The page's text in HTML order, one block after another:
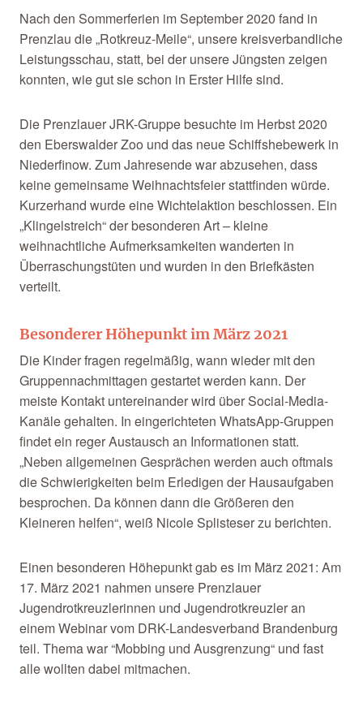
Nach den Sommerferien im September 2020 fand in
Prenzlau die „Rotkreuz-Meile“, unsere kreisverbandliche
Leistungsschau, statt, bei der unsere Jüngsten zeigen
konnten, wie gut sie schon in Erster Hilfe sind.
Die Prenzlauer JRK-Gruppe besuchte im Herbst 2020
den Eberswalder Zoo und das neue Schiffshebewerk in
Niederfinow. Zum Jahresende war abzusehen, dass
keine gemeinsame Weihnachtsfeier stattfinden würde.
Kurzerhand wurde eine Wichtelaktion beschlossen. Ein
„Klingelstreich“ der besonderen Art – kleine
weihnachtliche Aufmerksamkeiten wanderten in
Überraschungstüten und wurden in den Briefkästen
verteilt.
Besonderer Höhepunkt im März 2021
Die Kinder fragen regelmäßig, wann wieder mit den
Gruppennachmittagen gestartet werden kann. Der
meiste Kontakt untereinander wird über Social-Media-
Kanäle gehalten. In eingerichteten WhatsApp-Gruppen
findet ein reger Austausch an Informationen statt.
„Neben allgemeinen Gesprächen werden auch oftmals
die Schwierigkeiten beim Erledigen der Hausaufgaben
besprochen. Da können dann die Größeren den
Kleineren helfen“, weiß Nicole Splisteser zu berichten.
Einen besonderen Höhepunkt gab es im März 2021: Am
17. März 2021 nahmen unsere Prenzlauer
Jugendrotkreuzlerinnen und Jugendrotkreuzler an
einem Webinar vom DRK-Landesverband Brandenburg
teil. Thema war “Mobbing und Ausgrenzung“ und fast
alle wollten dabei mitmachen.